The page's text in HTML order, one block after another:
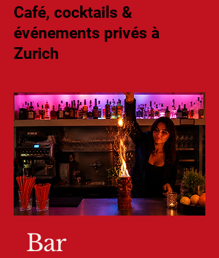
Café, cocktails &
événements privés à
Zurich
Bar